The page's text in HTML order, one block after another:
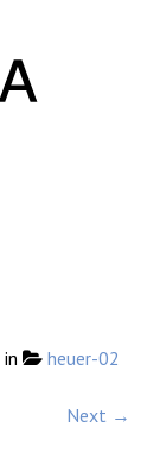
in heuer-02
Next →